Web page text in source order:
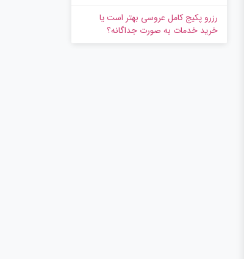
رزرو پکیج کامل عروسی بهتر است یا
خرید خدمات به‌ صورت جداگانه؟